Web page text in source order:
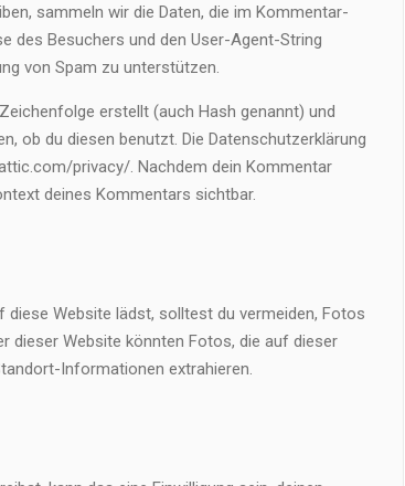
sammeln wir die Daten, die im Kommentar-
des Besuchers und den User-Agent-String
von Spam zu unterstützen.
erstellt (auch Hash genannt) und
ob du diesen benutzt. Die Datenschutzerklärung
privacy/. Nachdem dein Kommentar
deines Kommentars sichtbar.
Website lädst, solltest du vermeiden, Fotos
dieser Website könnten Fotos, die auf dieser
Informationen extrahieren.